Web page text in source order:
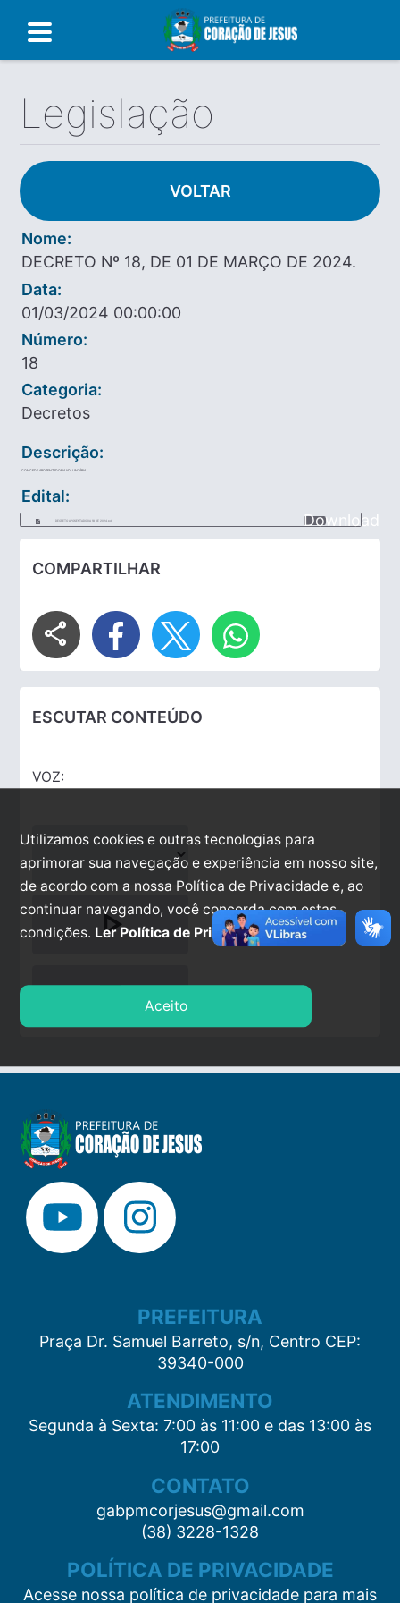
Legislação
VOLTAR
Nome:
DECRETO Nº 18, DE 01 DE MARÇO DE 2024.
Data:
01/03/2024 00:00:00
Número:
18
Categoria:
Decretos
Descrição:
CONCEDE APOSENTADORIA VOLUNTÁRIA
Edital:
DECRETO_APOSENTADORIA_18_DE_2024.pdf Download
COMPARTILHAR
share
ESCUTAR CONTEÚDO
VOZ:
play_arrow
stop
PREFEITURA
Praça Dr. Samuel Barreto, s/n, Centro CEP:
39340-000
ATENDIMENTO
Segunda à Sexta: 7:00 às 11:00 e das 13:00 às
17:00
CONTATO
gabpmcorjesus@gmail.com
(38) 3228-1328
POLÍTICA DE PRIVACIDADE
Acesse nossa política de privacidade para mais
Utilizamos cookies e outras tecnologias para
aprimorar sua navegação e experiência em nosso site,
de acordo com a nossa Política de Privacidade e, ao
continuar navegando, você concorda com estas
condições. Ler Política de Privacidade.
Aceito